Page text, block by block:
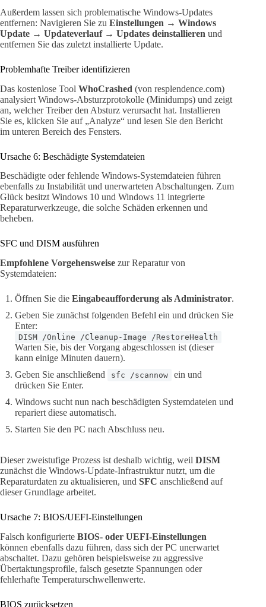
Außerdem lassen sich problematische Windows-Updates
entfernen: Navigieren Sie zu Einstellungen → Windows
Update → Updateverlauf → Updates deinstallieren und
entfernen Sie das zuletzt installierte Update.
Problemhafte Treiber identifizieren
Das kostenlose Tool WhoCrashed (von resplendence.com)
analysiert Windows-Absturzprotokolle (Minidumps) und zeigt
an, welcher Treiber den Absturz verursacht hat. Installieren
Sie es, klicken Sie auf „Analyze“ und lesen Sie den Bericht
im unteren Bereich des Fensters.
Ursache 6: Beschädigte Systemdateien
Beschädigte oder fehlende Windows-Systemdateien führen
ebenfalls zu Instabilität und unerwarteten Abschaltungen. Zum
Glück besitzt Windows 10 und Windows 11 integrierte
Reparaturwerkzeuge, die solche Schäden erkennen und
beheben.
SFC und DISM ausführen
Empfohlene Vorgehensweise zur Reparatur von
Systemdateien:
Öffnen Sie die Eingabeaufforderung als Administrator.
Geben Sie zunächst folgenden Befehl ein und drücken Sie
Enter:
DISM /Online /Cleanup-Image /RestoreHealth
Warten Sie, bis der Vorgang abgeschlossen ist (dieser
kann einige Minuten dauern).
Geben Sie anschließend
sfc /scannow
ein und
drücken Sie Enter.
Windows sucht nun nach beschädigten Systemdateien und
repariert diese automatisch.
Starten Sie den PC nach Abschluss neu.
Dieser zweistufige Prozess ist deshalb wichtig, weil DISM
zunächst die Windows-Update-Infrastruktur nutzt, um die
Reparaturdaten zu aktualisieren, und SFC anschließend auf
dieser Grundlage arbeitet.
Ursache 7: BIOS/UEFI-Einstellungen
Falsch konfigurierte BIOS- oder UEFI-Einstellungen
können ebenfalls dazu führen, dass sich der PC unerwartet
abschaltet. Dazu gehören beispielsweise zu aggressive
Übertaktungsprofile, falsch gesetzte Spannungen oder
fehlerhafte Temperaturschwellenwerte.
BIOS zurücksetzen